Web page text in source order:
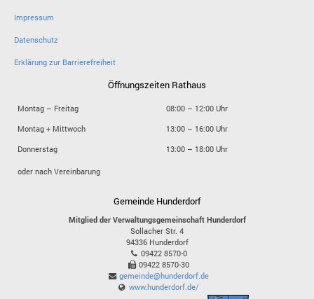
Impressum
Datenschutz
Erklärung zur Barrierefreiheit
Öffnungszeiten Rathaus
Montag – Freitag
08:00 – 12:00 Uhr
Montag + Mittwoch
13:00 – 16:00 Uhr
Donnerstag
13:00 – 18:00 Uhr
oder nach Vereinbarung
Gemeinde Hunderdorf
Mitglied der Verwaltungsgemeinschaft Hunderdorf
Sollacher Str. 4
94336 Hunderdorf
09422 8570-0
09422 8570-30
gemeinde@hunderdorf.de
www.hunderdorf.de/